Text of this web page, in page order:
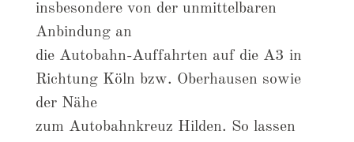
insbesondere von der unmittelbaren
Anbindung an
die Autobahn-Auffahrten auf die A3 in
Richtung Köln bzw. Oberhausen sowie
der Nähe
zum Autobahnkreuz Hilden. So lassen